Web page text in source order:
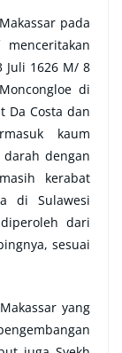
pada
Juli 1626 M/ 8
di
Da Costa dan
kaum
dengan
kerabat
di Sulawesi
dari
sesuai
yang